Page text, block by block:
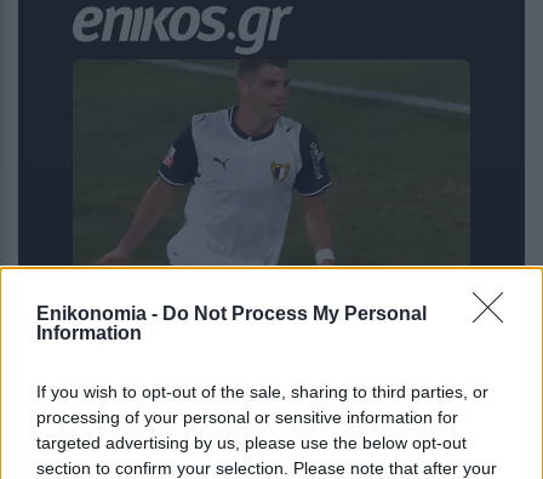
Enikonomia - Do Not Process My Personal
Information
If you wish to opt-out of the sale, sharing to third parties, or
processing of your personal or sensitive information for
targeted advertising by us, please use the below opt-out
section to confirm your selection. Please note that after your
Πορτογαλία: Ο Κούτσιας πέτυχε το
πρώτο γκολ της νέας σεζόν στην